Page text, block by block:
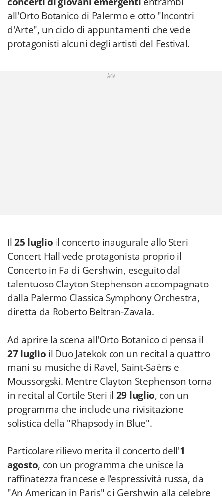
Adv
dalla Palermo Classica Symphony Orchestra,
diretta da Roberto Beltran-Zavala.
Ad aprire la scena all'Orto Botanico ci pensa il
27 luglioil Duo Jatekok con un recital a quattro
mani su musiche di Ravel, Saint-Saëns e
in recital al Cortile Steri il29 luglio, con un
programma che include una rivisitazione
solistica della "Rhapsody in Blue".
Particolare rilievo merita il concerto dell'1
agosto, con un programma che unisce la
raffinatezza francese e l’espressività russa, da
"Rapsodia" su un tema di Paganini di
Rachmaninov, passando per il Concerto per la
mano sinistra di Ravel, con la straordinaria
interprete Serene, pianista statunitense di